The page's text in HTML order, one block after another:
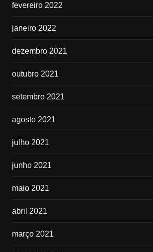
fevereiro 2022
janeiro 2022
dezembro 2021
outubro 2021
setembro 2021
agosto 2021
julho 2021
junho 2021
maio 2021
abril 2021
março 2021